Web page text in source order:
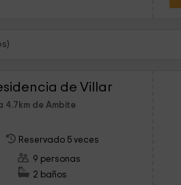
de Villar
de Ambite
Reservado 5 veces
9 personas
2 baños